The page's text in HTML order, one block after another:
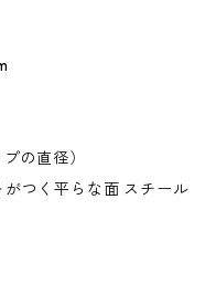
の直径）
つく平らな面 スチール